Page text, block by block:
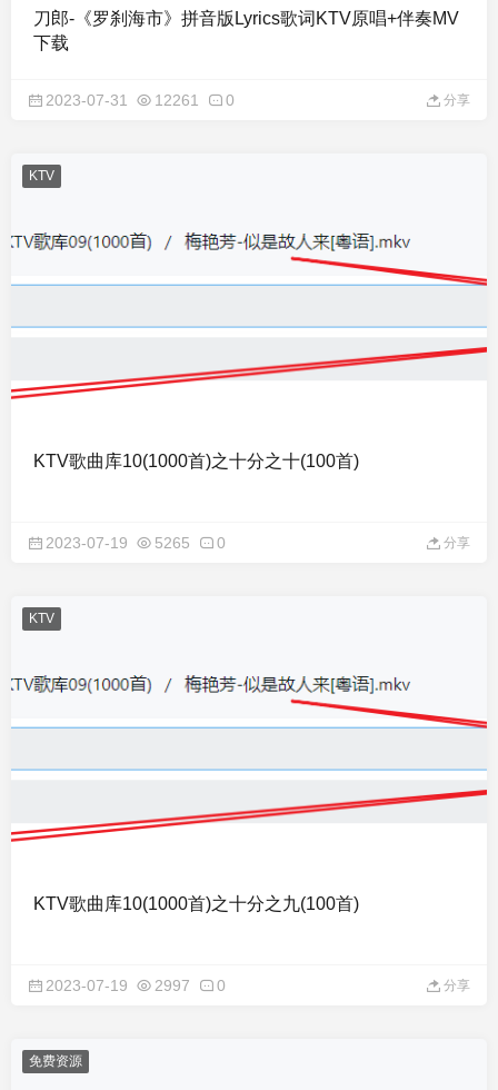
刀郎-《罗刹海市》拼音版Lyrics歌词KTV原唱+伴奏MV
下载
2023-07-31 12261 0 分享
KTV
KTV歌曲库10(1000首)之十分之十(100首)
2023-07-19 5265 0 分享
KTV
KTV歌曲库10(1000首)之十分之九(100首)
2023-07-19 2997 0 分享
免费资源